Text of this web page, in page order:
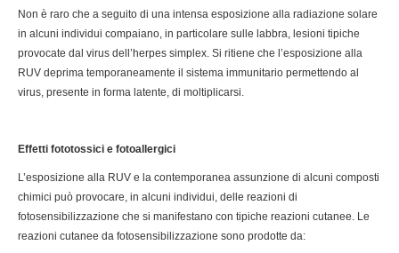
Non è raro che a seguito di una intensa esposizione alla radiazione solare
in alcuni individui compaiano, in particolare sulle labbra, lesioni tipiche
provocate dal virus dell’herpes simplex. Si ritiene che l’esposizione alla
RUV deprima temporaneamente il sistema immunitario permettendo al
virus, presente in forma latente, di moltiplicarsi.
Effetti fototossici e fotoallergici
L’esposizione alla RUV e la contemporanea assunzione di alcuni composti
chimici può provocare, in alcuni individui, delle reazioni di
fotosensibilizzazione che si manifestano con tipiche reazioni cutanee. Le
reazioni cutanee da fotosensibilizzazione sono prodotte da: